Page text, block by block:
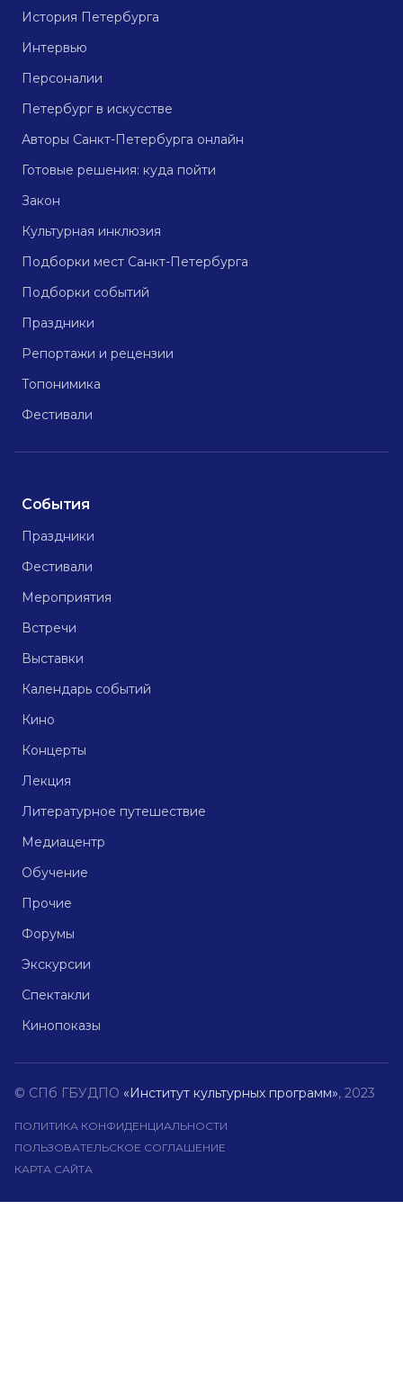
История Петербурга
Интервью
Персоналии
Петербург в искусстве
Авторы Санкт-Петербурга онлайн
Готовые решения: куда пойти
Закон
Культурная инклюзия
Подборки мест Санкт-Петербурга
Подборки событий
Праздники
Репортажи и рецензии
Топонимика
Фестивали
События
Праздники
Фестивали
Мероприятия
Встречи
Выставки
Календарь событий
Кино
Концерты
Лекция
Литературное путешествие
Медиацентр
Обучение
Прочие
Форумы
Экскурсии
Спектакли
Кинопоказы
© СПб ГБУДПО «Институт культурных программ», 2023
ПОЛИТИКА КОНФИДЕНЦИАЛЬНОСТИ
ПОЛЬЗОВАТЕЛЬСКОЕ СОГЛАШЕНИЕ
КАРТА САЙТА